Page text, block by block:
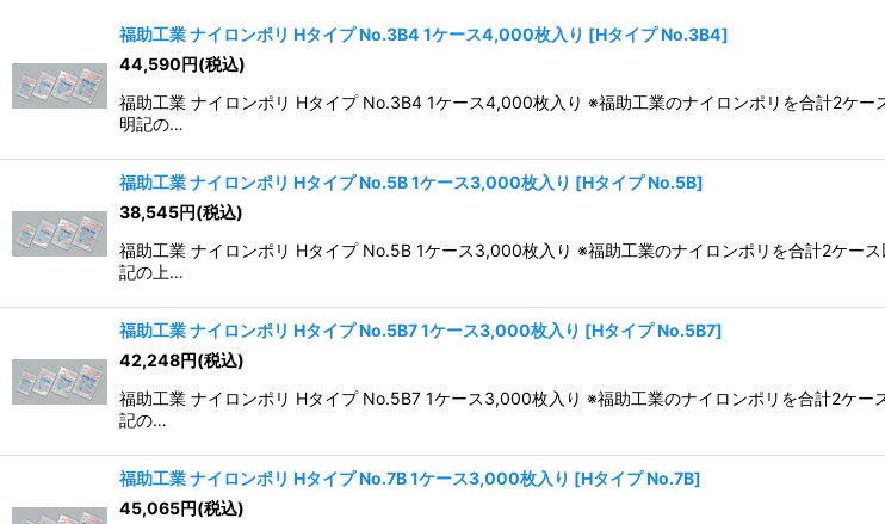
並び順
福助工業 ナイロンポリ Hタイプ No.3B4 1ケース4,000枚入り [Hタイプ No.3B4]
44,590 円(税込)
福助工業 ナイロンポリ Hタイプ No.3B4 1ケース4,000枚入り ※福助工業のナイロンポリを合計2ケ
明記の…
福助工業 ナイロンポリ Hタイプ No.5B 1ケース3,000枚入り [Hタイプ No.5B]
38,545円(税込)
福助工業 ナイロンポリ Hタイプ No.5B 1ケース3,000枚入り ※福助工業のナイロンポリを合計2ケー
記の上…
福助工業 ナイロンポリ Hタイプ No.5B7 1ケース3,000枚入り [Hタイプ No.5B7]
42,248円(税込)
福助工業 ナイロンポリ Hタイプ No.5B7 1ケース3,000枚入り ※福助工業のナイロンポリを合計2ケ
記の…
福助工業 ナイロンポリ Hタイプ No.7B 1ケース3,000枚入り [Hタイプ No.7B]
45,065円(税込)